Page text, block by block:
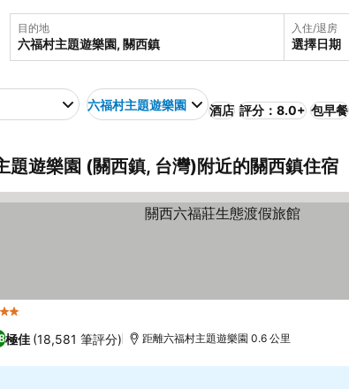
目的地 入住/退房
選擇日期
六福村主題遊樂園 酒店 評分：8.0+ 包早餐
題遊樂園 (關西鎮, 台灣)附近的關西鎮住宿
級
極佳 (18,581 筆評分) 距離六福村主題遊樂園 0.6 公里